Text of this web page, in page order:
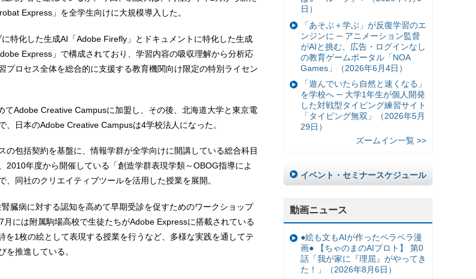
Express」を全学生向けに大規模導入した。
特化した生成AI「Adobe Firefly」とドキュメントに特化した生成
Express」で構成されており、学習内容の吸収理解から分析応
プロセス全体を総合的に支援する教育機関向け限定の特別ライセン
てAdobe Creative Campusに加盟し、その後、北海道大学と東京電
、日本のAdobe Creative Campusは4学校法人になった。
の包括契約を基盤に、情報学群が全学向けに開講している総合科目
2010年度から開催している「創造学群表現学類～OBOG指導によ
、同社のクリエイティブツールを活用した授業を展開。
臓病に対する認知を高めて早期受診を促すためのワークショップ
には附属駒場高校で生徒たちがAdobe Expressに搭載されている
を1枚の絵として表現する授業を行うなど、多様な実践を通してテ
を推進している。
日）
「あそぶ＋学ぶ」が反復学習のエ
ンジンに ─ アニメーション監督
がAIと挑む、広告・ログインなし
の教育ゲームポータル「NOA
Games」（2026年6月4日）
「遊んでいたら自然と速くなる」
を学校へ ─ 大学1年生が個人開発
した対戦型タイピング練習サイト
「タイピング無双」（2026年5月
29日）
ズームイン一覧 >>
イベント・セミナースケジュール
動画ニュース
●絵も文もAIが作ったペラペラ漫
画● 【ちゃのまのAIプロト】 第0
話「我が家に『理屈』がやってき
た！」（2026年8月6日）